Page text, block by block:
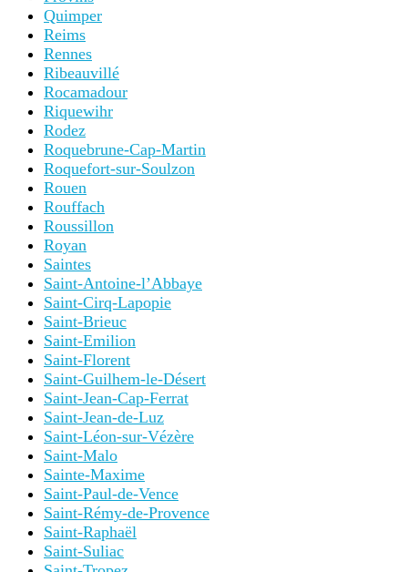
Quimper
Reims
Rennes
Ribeauvillé
Rocamadour
Riquewihr
Rodez
Roquebrune-Cap-Martin
Roquefort-sur-Soulzon
Rouen
Rouffach
Roussillon
Royan
Saintes
Saint-Antoine-l’Abbaye
Saint-Cirq-Lapopie
Saint-Brieuc
Saint-Emilion
Saint-Florent
Saint-Guilhem-le-Désert
Saint-Jean-Cap-Ferrat
Saint-Jean-de-Luz
Saint-Léon-sur-Vézère
Saint-Malo
Sainte-Maxime
Saint-Paul-de-Vence
Saint-Rémy-de-Provence
Saint-Raphaël
Saint-Suliac